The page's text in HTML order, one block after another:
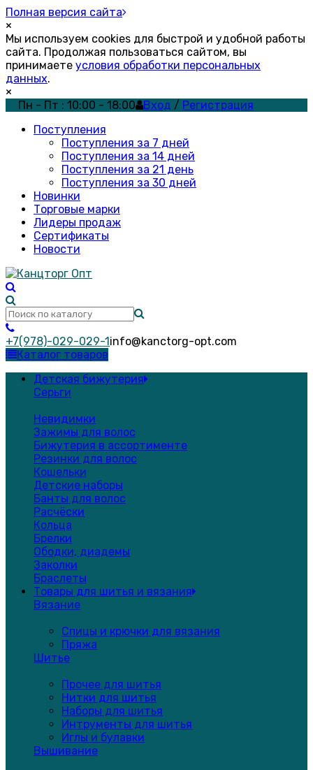
Полная версия сайта
×
Мы используем cookies для быстрой и удобной работы
сайта. Продолжая пользоваться сайтом, вы
принимаете условия обработки персональных
данных.
×
Пн - Пт : 10:00 - 18:00
Вход / Регистрация
Поступления
Поступления за 7 дней
Поступления за 14 дней
Поступления за 21 день
Поступления за 30 дней
Новинки
Торговые марки
Лидеры продаж
Сертификаты
Новости
+7(978)-029-029-1info@kanctorg-opt.com
Каталог товаров
Детская бижутерия
Серьги
Невидимки
Зажимы для волос
Бижутерия в ассортименте
Резинки для волос
Кошельки
Детские наборы
Банты для волос
Расчёски
Кольца
Брелки
Ободки, диадемы
Заколки
Браслеты
Товары для шитья и вязания
Вязание
Спицы и крючки для вязания
Пряжа
Шитье
Прочее для шитья
Нитки для шитья
Наборы для шитья
Интрументы для шитья
Иглы и булавки
Вышивание